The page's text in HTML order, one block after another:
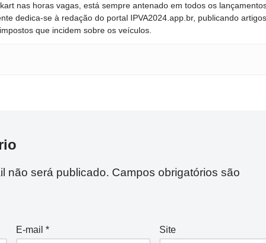
nas horas vagas, está sempre antenado em todos os
dedica-se à redação do portal IPVA2024.app.br, publicando
que incidem sobre os veículos.
não será publicado. Campos obrigatórios são
E-mail* Site